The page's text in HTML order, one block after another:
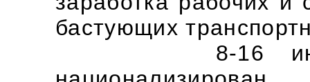
бастующих
8-16 июня.